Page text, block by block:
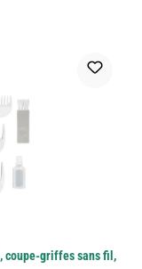
coupe-griffes sans fil,